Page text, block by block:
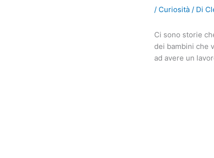
/ Curiosità / Di
Ci sono storie
dei bambini che
ad avere un